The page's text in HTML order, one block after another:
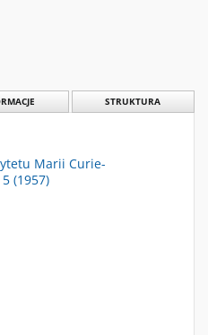
STRUKTURA
Marii Curie-
(1957)